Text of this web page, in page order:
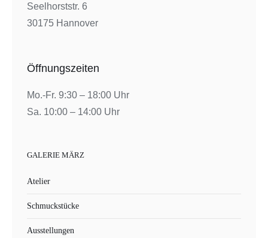
Seelhorststr. 6
30175 Hannover
Öffnungszeiten
Mo.-Fr. 9:30 – 18:00 Uhr
Sa. 10:00 – 14:00 Uhr
GALERIE MÄRZ
Atelier
Schmuckstücke
Ausstellungen